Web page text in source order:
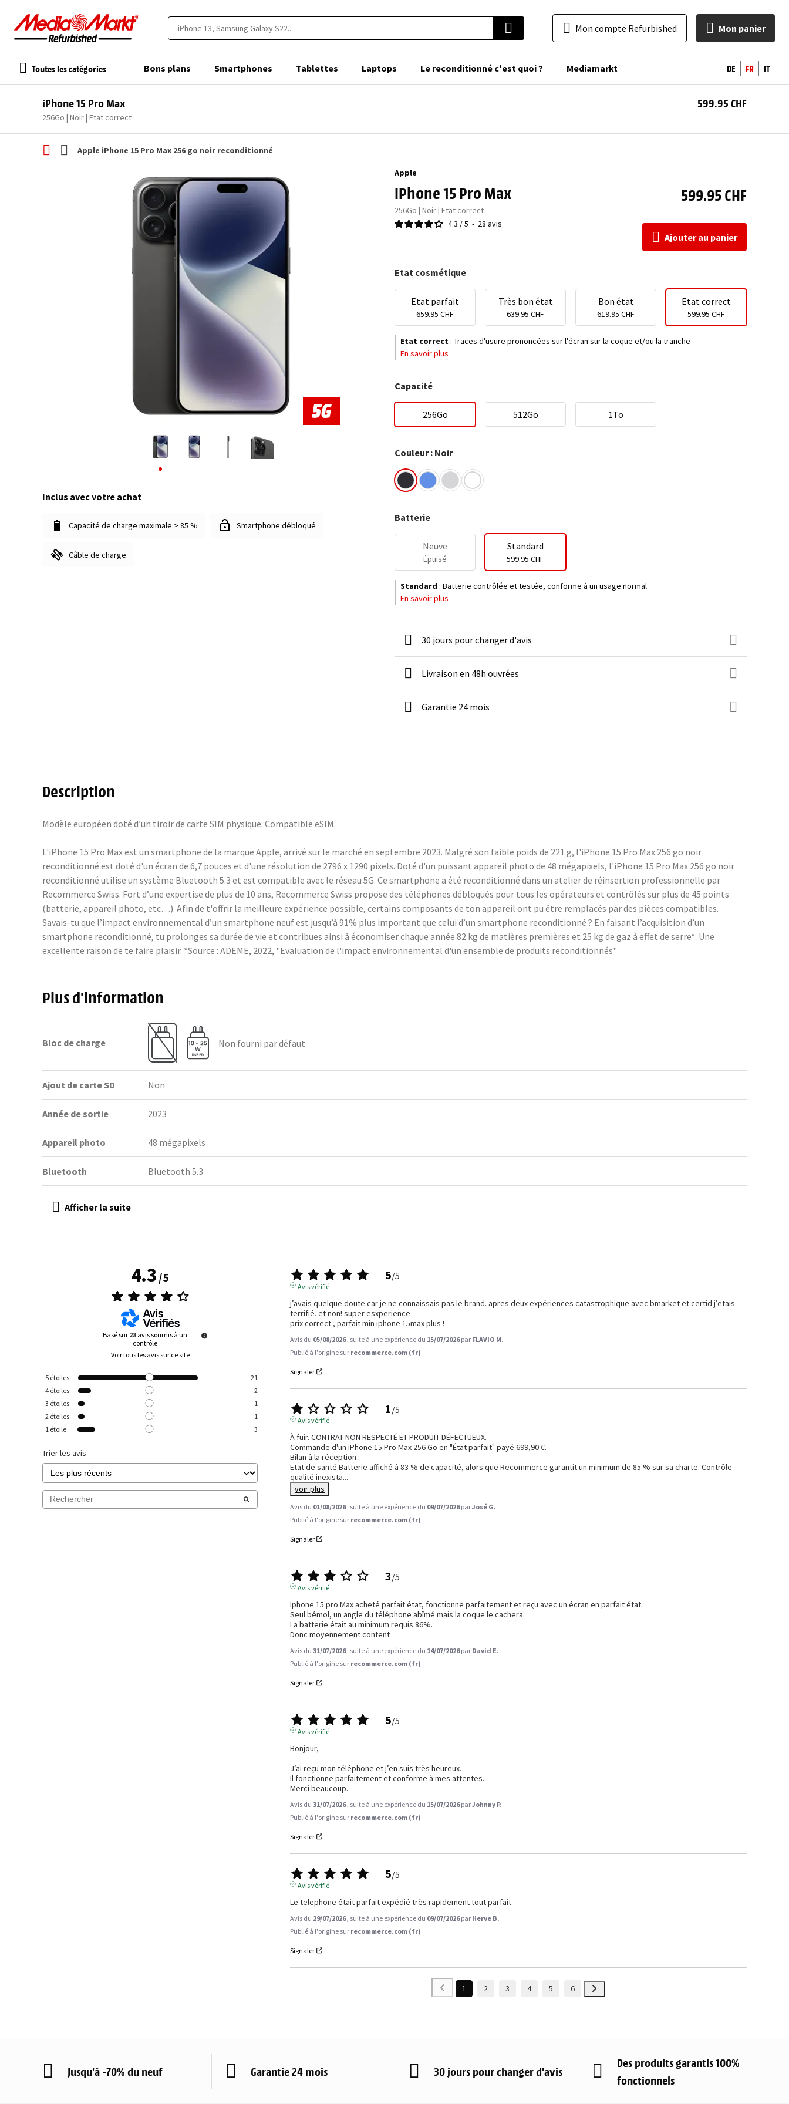
Mon compte Refurbished Mon panier
Toutes les catégories Bons plans Smartphones Tablettes Laptops Le reconditionné c'est quoi ? Mediamarkt DE FR IT
iPhone 15 Pro Max
256Go | Noir | Etat correct
599.95 CHF
Apple iPhone 15 Pro Max 256 go noir reconditionné
Apple
iPhone 15 Pro Max
256Go | Noir | Etat correct
4.3 /5 - 28 avis
Inclus avec votre achat
Capacité de charge maximale > 85 % Smartphone débloqué
Câble de charge
599.95 CHF
Ajouter au panier
Etat cosmétique
Etat parfait
659.95 CHF
Très bon état
639.95 CHF
Bon état
619.95 CHF
Etat correct
599.95 CHF
Etat correct : Traces d'usure prononcées sur l'écran sur la coque et/ou la tranche
En savoir plus
Capacité
256Go 512Go 1To
Couleur : Noir
Batterie
Neuve
Épuisé
Standard
599.95 CHF
Standard : Batterie contrôlée et testée, conforme à un usage normal
En savoir plus
30 jours pour changer d'avis
Livraison en 48h ouvrées
Garantie 24 mois
Description
Modèle européen doté d’un tiroir de carte SIM physique. Compatible eSIM.
L'iPhone 15 Pro Max est un smartphone de la marque Apple, arrivé sur le marché en septembre 2023. Malgré son faible poids de 221 g, l'iPhone 15 Pro Max 256 go noir
reconditionné est doté d'un écran de 6,7 pouces et d'une résolution de 2796 x 1290 pixels. Doté d'un puissant appareil photo de 48 mégapixels, l'iPhone 15 Pro Max 256 go noir
reconditionné utilise un système Bluetooth 5.3 et est compatible avec le réseau 5G. Ce smartphone a été reconditionné dans un atelier de réinsertion professionnelle par
Recommerce Swiss. Fort d’une expertise de plus de 10 ans, Recommerce Swiss propose des téléphones débloqués pour tous les opérateurs et contrôlés sur plus de 45 points
(batterie, appareil photo, etc…). Afin de t'offrir la meilleure expérience possible, certains composants de ton appareil ont pu être remplacés par des pièces compatibles.
Savais-tu que l’impact environnemental d’un smartphone neuf est jusqu’à 91% plus important que celui d’un smartphone reconditionné ? En faisant l’acquisition d’un
smartphone reconditionné, tu prolonges sa durée de vie et contribues ainsi à économiser chaque année 82 kg de matières premières et 25 kg de gaz à effet de serre*. Une
excellente raison de te faire plaisir. *Source : ADEME, 2022, "Evaluation de l'impact environnemental d'un ensemble de produits reconditionnés"
Plus d’information
Bloc de charge Non fourni par défaut
Ajout de carte SD Non
Année de sortie 2023
Appareil photo 48 mégapixels
Bluetooth Bluetooth 5.3
4.3/5
Basé sur 28 avis soumis à un
contrôle
Voir tous les avis sur ce site
5 étoiles
21
4 étoiles
2
3 étoiles
1
2 étoiles
1
1 étoile 3
Trier les avis
5/5
Avis vérifié
j’avais quelque doute car je ne connaissais pas le brand. apres deux expériences catastrophique avec bmarket et certid j’etais
terrifié. et non! super esxperience
prix correct , parfait min iphone 15max plus !
Avis du 05/08/2026 , suite à une expérience du 15/07/2026par FLAVIO M.
Publié à l'origine sur recommerce.com (fr)
Signaler
1/5
Avis vérifié
À fuir. CONTRAT NON RESPECTÉ ET PRODUIT DÉFECTUEUX.
Commande d'un iPhone 15 Pro Max 256 Go en "État parfait" payé 699,90 €.
Bilan à la réception :
Etat de santé Batterie affiché à 83 % de capacité, alors que Recommerce garantit un minimum de 85 % sur sa charte. Contrôle
qualité inexista...
voir plus
Avis du 01/08/2026 , suite à une expérience du 09/07/2026parJosé G.
Publié à l'origine sur recommerce.com (fr)
Signaler
3/5
Avis vérifié
Iphone 15 pro Max acheté parfait état, fonctionne parfaitement et reçu avec un écran en parfait état.
Seul bémol, un angle du téléphone abîmé mais la coque le cachera.
La batterie était au minimum requis 86%.
Donc moyennement content
Avis du31/07/2026 , suite à une expérience du 14/07/2026par David E.
Publié à l'origine sur recommerce.com (fr)
Signaler
5/5
Avis vérifié
Bonjour,
J’ai reçu mon téléphone et j’en suis très heureux.
Il fonctionne parfaitement et conforme à mes attentes.
Merci beaucoup.
Avis du31/07/2026 , suite à une expérience du 15/07/2026parJohnny P.
Publié à l'origine sur recommerce.com (fr)
Signaler
5/5
Avis vérifié
Le telephone était parfait expédié très rapidement tout parfait
Avis du 29/07/2026 , suite à une expérience du 09/07/2026par Herve B.
Publié à l'origine sur recommerce.com (fr)
Signaler
1 2 3 4 5 6
Jusqu'à -70% du neuf Garantie 24 mois 30 jours pour changer d'avis
Des produits garantis 100%
fonctionnels